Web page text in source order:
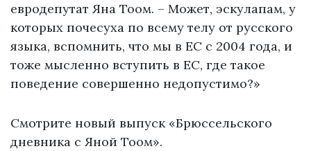
евродепутат Яна Тоом. – Может, эскулапам, у
которых почесуха по всему телу от русского
языка, вспомнить, что мы в ЕС с 2004 года, и
тоже мысленно вступить в ЕС, где такое
поведение совершенно недопустимо?»
Смотрите новый выпуск «Брюссельского
дневника с Яной Тоом».